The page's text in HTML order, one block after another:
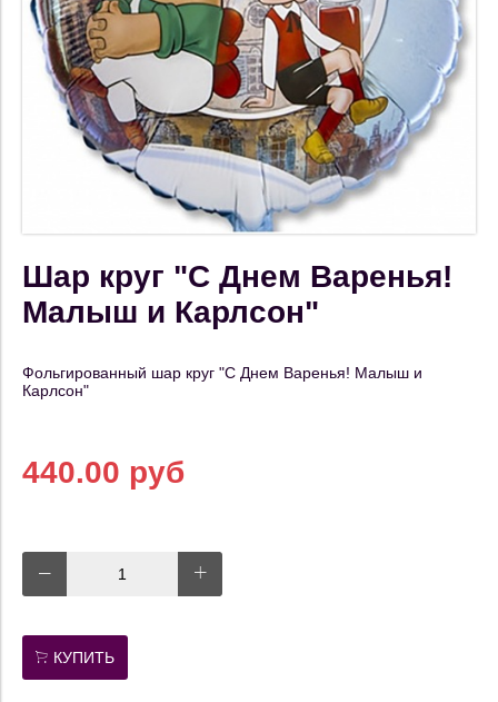
Шар круг "С Днем Варенья!
Малыш и Карлсон"
Фольгированный шар круг "С Днем Варенья! Малыш и
Карлсон"
440.00 руб
КУПИТЬ